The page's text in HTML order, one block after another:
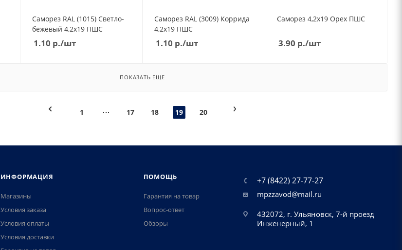
Саморез RAL (1015) Светло-
бежевый 4,2х19 ПШС
1.10 р./шт
Саморез RAL (3009) Коррида
4,2х19 ПШС
1.10 р./шт
Саморез 4,2х19 Орех ПШС
3.90 р./шт
ПОКАЗАТЬ ЕЩЕ
1 17 18 19 20
ИНФОРМАЦИЯ
Магазины
Условия заказа
Условия оплаты
Условия доставки
ПОМОЩЬ
Гарантия на товар
Вопрос-ответ
Обзоры
+7 (8422) 27-77-27
mpzzavod@mail.ru
432072, г. Ульяновск, 7-й проезд
Инженерный, 1